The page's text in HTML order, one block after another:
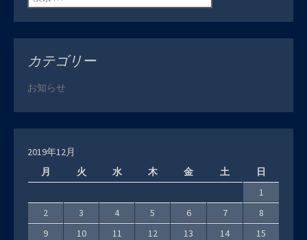
カテゴリー
お知らせ
2019年12月
月
火 水 木 金 土 日
1
2
3 4 5 6 7
8
9
10 11 12 13 14
15